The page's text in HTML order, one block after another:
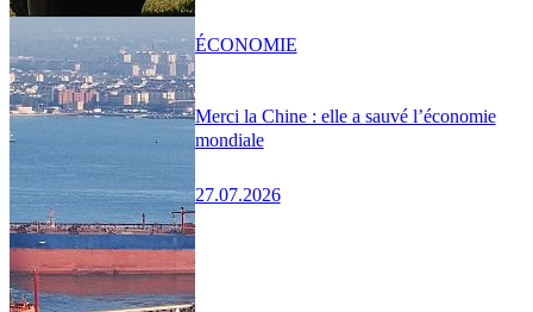
Merci la Chine : elle a sauvé l’économie
mondiale
27.07.2026
ÉCONOMIE